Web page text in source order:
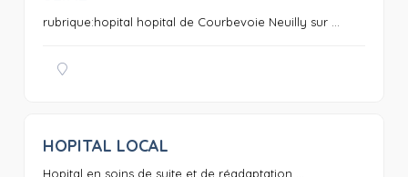
rubrique:hopital hopital de Courbevoie Neuilly sur ...
HOPITAL LOCAL
Hopital en soins de suite et de réadaptation ...